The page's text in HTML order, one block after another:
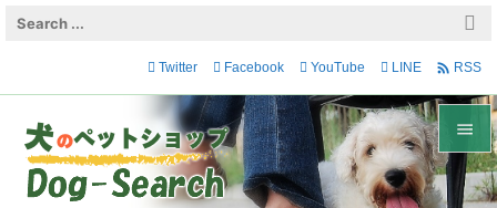


メニュ
Twitter Facebook YouTube LINE  RSS